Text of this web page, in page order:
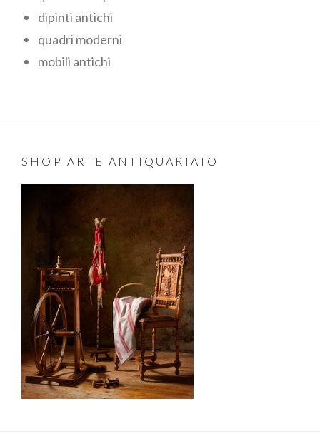
dipinti antichi
quadri moderni
mobili antichi
SHOP ARTE ANTIQUARIATO